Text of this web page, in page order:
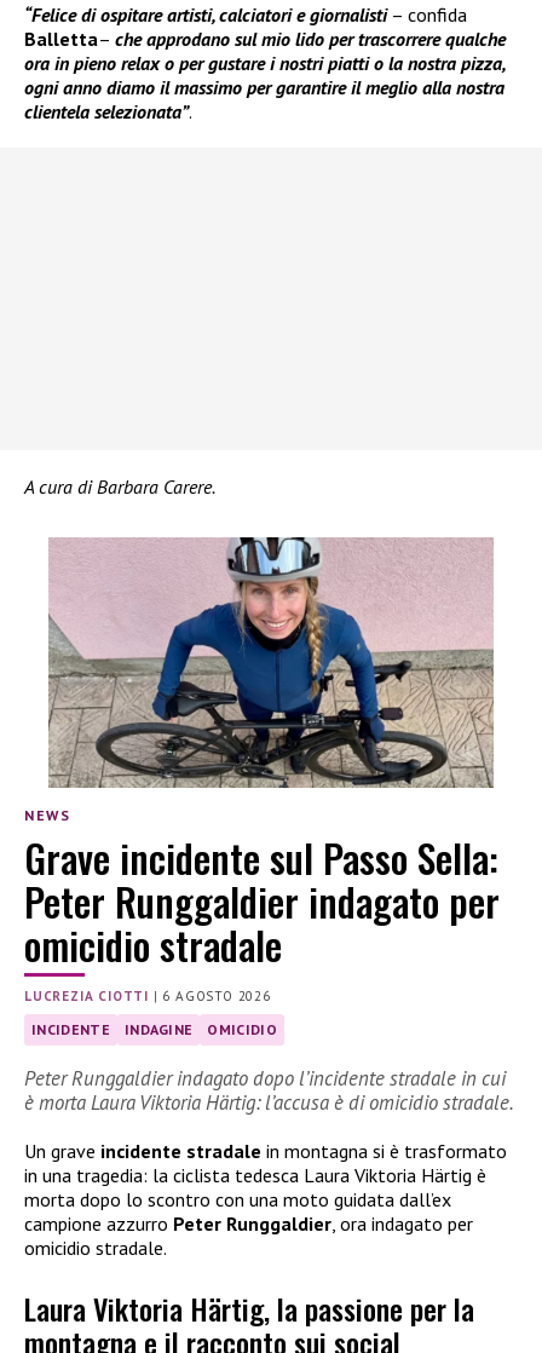
“Felice di ospitare artisti, calciatori e giornalisti– confida
Balletta– che approdano sul mio lido per trascorrere qualche
ora in pieno relax o per gustare i nostri piatti o la nostra pizza,
ogni anno diamo il massimo per garantire il meglio alla nostra
clientela selezionata”.
A cura di Barbara Carere.
NEWS
Grave incidente sul Passo Sella:
Peter Runggaldier indagato per
omicidio stradale
LUCREZIA CIOTTI | 6 AGOSTO 2026
INCIDENTE INDAGINE OMICIDIO
Peter Runggaldier indagato dopo l’incidente stradale in cui
è morta Laura Viktoria Härtig: l’accusa è di omicidio stradale.
Un grave incidente stradale in montagna si è trasformato
in una tragedia: la ciclista tedesca Laura Viktoria Härtig è
morta dopo lo scontro con una moto guidata dall’ex
campione azzurro Peter Runggaldier , ora indagato per
omicidio stradale.
Laura Viktoria Härtig, la passione per la
montagna e il racconto sui social